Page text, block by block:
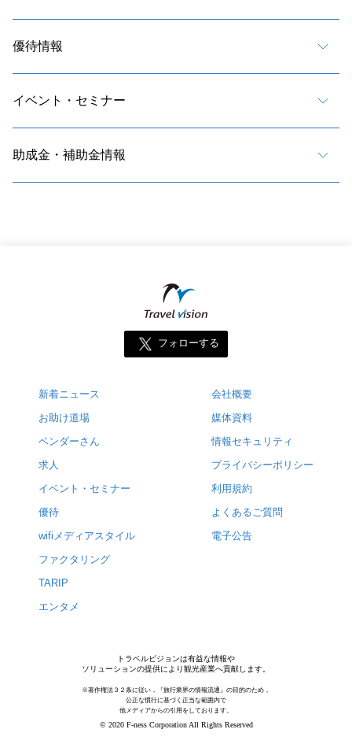
優待情報
イベント・セミナー
助成金・補助金情報
フォローする
新着ニュース
お助け道場
ベンダーさん
求人
イベント・セミナー
優待
wifiメディアスタイル
ファクタリング
TARIP
エンタメ
会社概要
媒体資料
情報セキュリティ
プライバシーポリシー
利用規約
よくあるご質問
電子公告
トラベルビジョンは有益な情報や
ソリューションの提供により観光産業へ貢献します。
※著作権法３２条に従い，『旅行業界の情報流通』の目的のため，
公正な慣行に基づく正当な範囲内で
他メディアからの引用をしております。
© 2020 F-ness Corporation All Rights Reserved